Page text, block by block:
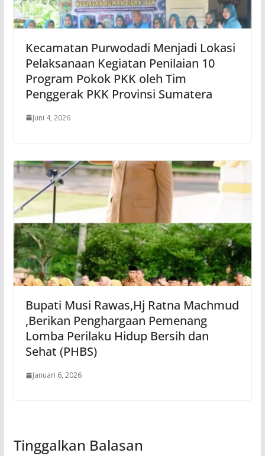
Kecamatan Purwodadi Menjadi Lokasi
Pelaksanaan Kegiatan Penilaian 10
Program Pokok PKK oleh Tim
Penggerak PKK Provinsi Sumatera
Juni 4, 2026
Bupati Musi Rawas,Hj Ratna Machmud
,Berikan Penghargaan Pemenang
Lomba Perilaku Hidup Bersih dan
Sehat (PHBS)
Januari 6, 2026
Tinggalkan Balasan